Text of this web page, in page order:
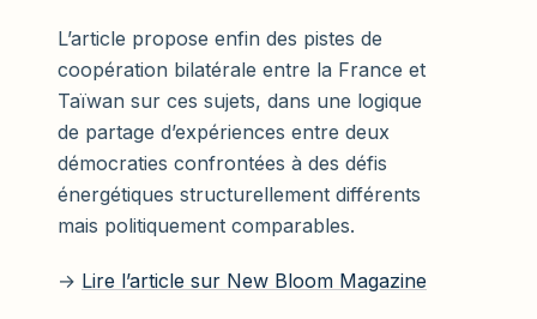
L’article propose enfin des pistes de
coopération bilatérale entre la France et
Taïwan sur ces sujets, dans une logique
de partage d’expériences entre deux
démocraties confrontées à des défis
énergétiques structurellement différents
mais politiquement comparables.
→ Lire l’article sur New Bloom Magazine